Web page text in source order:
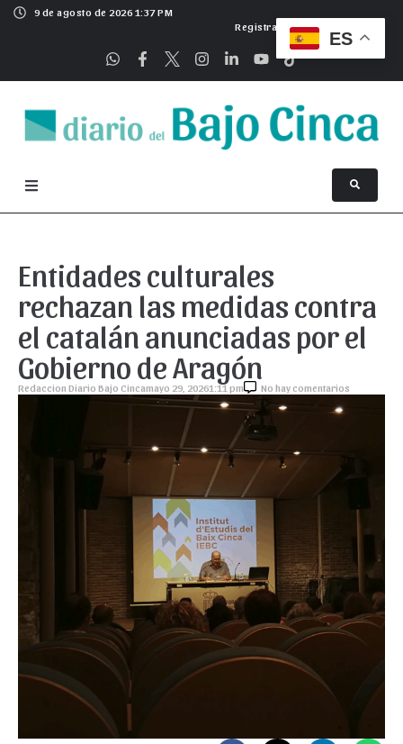
9 de agosto de 2026 1:37 PM
Registrarse
Entidades culturales
rechazan las medidas contra
el catalán anunciadas por el
Gobierno de Aragón
Redaccion Diario Bajo Cincamayo 29, 20261:11 pm No hay comentarios
ES